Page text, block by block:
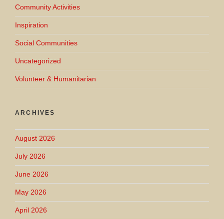
Community Activities
Inspiration
Social Communities
Uncategorized
Volunteer & Humanitarian
ARCHIVES
August 2026
July 2026
June 2026
May 2026
April 2026